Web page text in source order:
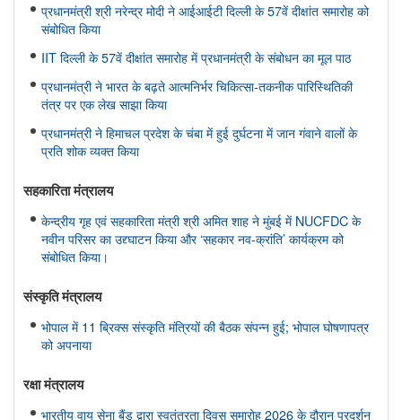
प्रधानमंत्री श्री नरेन्द्र मोदी ने आईआईटी दिल्ली के 57वें दीक्षांत समारोह को
संबोधित किया
IIT दिल्ली के 57वें दीक्षांत समारोह में प्रधानमंत्री के संबोधन का मूल पाठ
प्रधानमंत्री ने भारत के बढ़ते आत्मनिर्भर चिकित्सा-तकनीक पारिस्थितिकी
तंत्र पर एक लेख साझा किया
प्रधानमंत्री ने हिमाचल प्रदेश के चंबा में हुई दुर्घटना में जान गंवाने वालों के
प्रति शोक व्यक्त किया
सहकारिता मंत्रालय
केन्द्रीय गृह एवं सहकारिता मंत्री श्री अमित शाह ने मुंबई में NUCFDC के
नवीन परिसर का उद्द्घाटन किया और ‘सहकार नव-क्रांति’ कार्यक्रम को
संबोधित किया।
संस्‍कृति मंत्रालय
भोपाल में 11 ब्रिक्स संस्कृति मंत्रियों की बैठक संपन्न हुई; भोपाल घोषणापत्र
को अपनाया
रक्षा मंत्रालय
भारतीय वायु सेना बैंड द्वारा स्वतंत्रता दिवस समारोह 2026 के दौरान प्रदर्शन